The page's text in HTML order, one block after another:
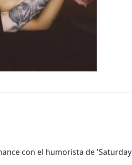
con el humorista de 'Saturday